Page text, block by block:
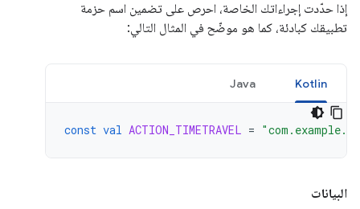
إذا حدّدت إجراءاتك الخاصة، احرص على تضمين اسم حزمة
تطبيقك كبادئة، كما هو موضّح في المثال التالي:
Kotlin
Java
const val ACTION_TIMETRAVEL =
البيانات